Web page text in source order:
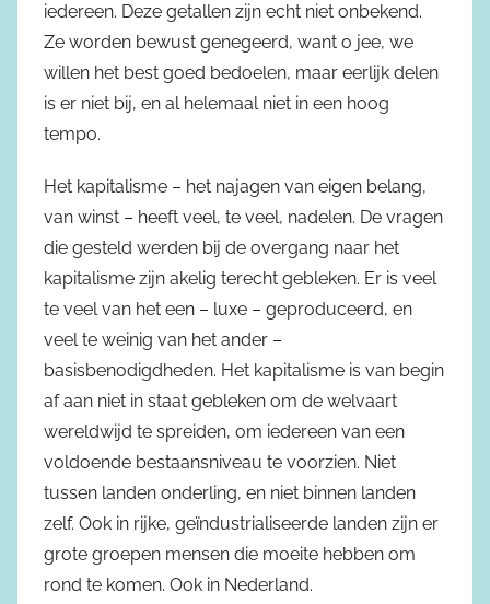
iedereen. Deze getallen zijn echt niet onbekend.
Ze worden bewust genegeerd, want o jee, we
willen het best goed bedoelen, maar eerlijk delen
is er niet bij, en al helemaal niet in een hoog
tempo.
Het kapitalisme – het najagen van eigen belang,
van winst – heeft veel, te veel, nadelen. De vragen
die gesteld werden bij de overgang naar het
kapitalisme zijn akelig terecht gebleken. Er is veel
te veel van het een – luxe – geproduceerd, en
veel te weinig van het ander –
basisbenodigdheden. Het kapitalisme is van begin
af aan niet in staat gebleken om de welvaart
wereldwijd te spreiden, om iedereen van een
voldoende bestaansniveau te voorzien. Niet
tussen landen onderling, en niet binnen landen
zelf. Ook in rijke, geïndustrialiseerde landen zijn er
grote groepen mensen die moeite hebben om
rond te komen. Ook in Nederland.